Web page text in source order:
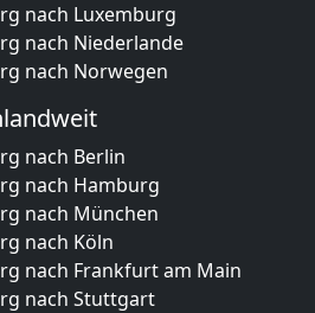
nach Luxemburg
nach Niederlande
nach Norwegen
nach Berlin
nach Hamburg
nach München
nach Köln
nach Frankfurt am Main
nach Stuttgart